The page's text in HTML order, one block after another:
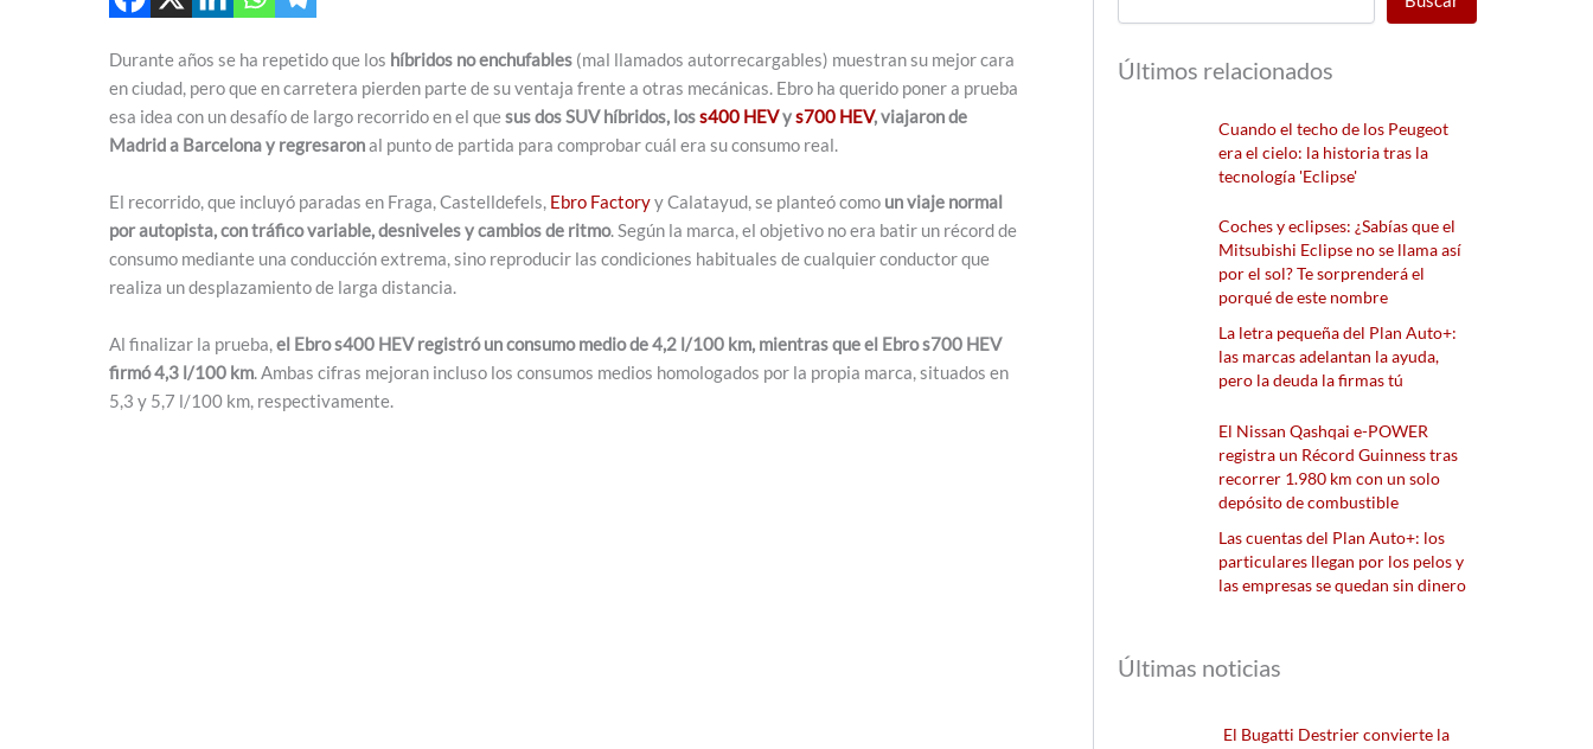
Durante años se ha repetido que los híbridos no enchufables (mal llamados autorrecargables) muestran su mejor cara
en ciudad, pero que en carretera pierden parte de su ventaja frente a otras mecánicas. Ebro ha querido poner a prueba
esa idea con un desafío de largo recorrido en el quesus dos SUV híbridos, loss400 HEVys700 HEV, viajaron de
Madrid a Barcelona y regresaronal punto de partida para comprobar cuál era su consumo real.
El recorrido, que incluyó paradas en Fraga, Castelldefels, Ebro Factoryy Calatayud, se planteó como un viaje normal
por autopista, con tráfico variable, desniveles y cambios de ritmo. Según la marca, el objetivo no era batir un récord de
consumo mediante una conducción extrema, sino reproducir las condiciones habituales de cualquier conductor que
realiza un desplazamiento de larga distancia.
Al finalizar la prueba, el Ebro s400 HEV registró un consumo medio de 4,2 l/100 km, mientras que el Ebro s700 HEV
firmó 4,3 l/100 km . Ambas cifras mejoran incluso los consumos medios homologados por la propia marca, situados en
5,3 y 5,7 l/100 km, respectivamente.
Últimos relacionados
Cuando el techo de los Peugeot
era el cielo: la historia tras la
tecnología 'Eclipse'
Coches y eclipses: ¿Sabías que el
Mitsubishi Eclipse no se llama así
por el sol? Te sorprenderá el
porqué de este nombre
La letra pequeña del Plan Auto+:
las marcas adelantan la ayuda,
pero la deuda la firmas tú
El Nissan Qashqai e-POWER
registra un Récord Guinness tras
recorrer 1.980 km con un solo
depósito de combustible
Las cuentas del Plan Auto+: los
particulares llegan por los pelos y
las empresas se quedan sin dinero
Últimas noticias
El Bugatti Destrier convierte la